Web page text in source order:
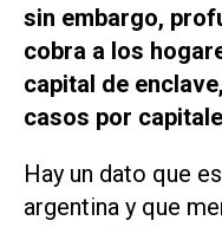
sin embargo,
cobra a los
capital de
casos por
Hay un dato que
argentina y que